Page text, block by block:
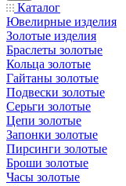
Каталог
Ювелирные изделия
Золотые изделия
Браслеты золотые
Кольца золотые
Гайтаны золотые
Подвески золотые
Серьги золотые
Цепи золотые
Запонки золотые
Пирсинги золотые
Броши золотые
Часы золотые